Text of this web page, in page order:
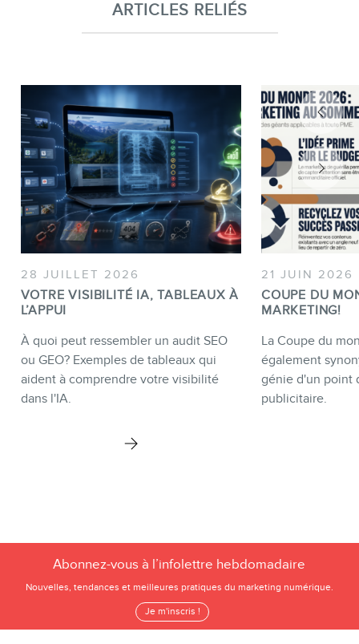
ARTICLES RELIÉS
28 JUILLET 2026
VOTRE VISIBILITÉ IA, TABLEAUX À
L’APPUI
À quoi peut ressembler un audit SEO
ou GEO? Exemples de tableaux qui
aident à comprendre votre visibilité
dans l'IA.
21 JUIN 2026
COUPE DU
MARKETING!
La Coupe du
également
génie d'un point
publicitaire.
Abonnez-vous à l’infolettre hebdomadaire
Nouvelles, tendances et meilleures pratiques du marketing numérique.
Je m'inscris !